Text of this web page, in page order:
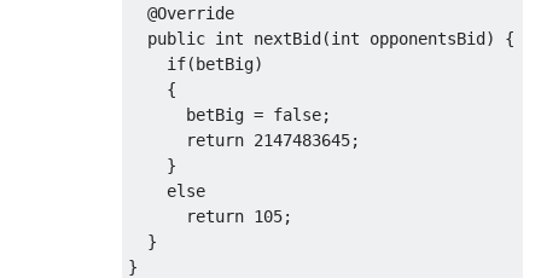
@Override
public int nextBid (int opponentsBid )
{
if( betBig)
{
      betBig
= false;
return 2147483645;
}
else
return 105;
}
}